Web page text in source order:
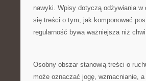
nawyki. Wpisy dotyczą odżywiania
się treści o tym, jak komponować
regularność bywa ważniejsza niż
Osobny obszar stanowią treści o
może oznaczać jogę, wzmacnianie,